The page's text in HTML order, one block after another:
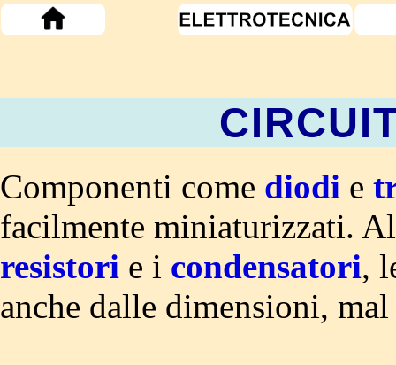
Componenti come diodi e
facilmente miniaturizzati.
resistori e i condensatori,
anche dalle dimensioni,